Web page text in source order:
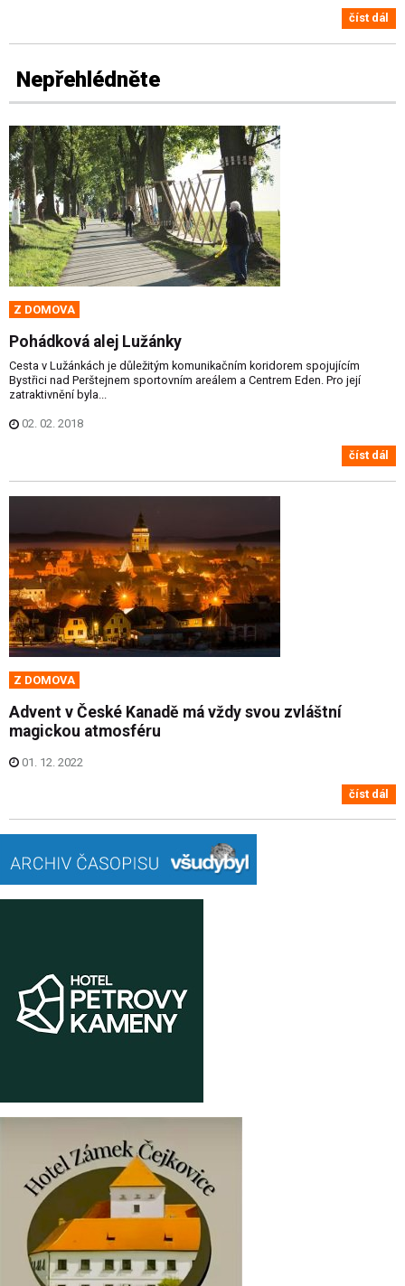
číst dál
Nepřehlédněte
Z DOMOVA
Pohádková alej Lužánky
Cesta v Lužánkách je důležitým komunikačním koridorem spojujícím
Bystřici nad Perštejnem sportovním areálem a Centrem Eden. Pro její
zatraktivnění byla...
02. 02. 2018
číst dál
Z DOMOVA
Advent v České Kanadě má vždy svou zvláštní
magickou atmosféru
01. 12. 2022
číst dál